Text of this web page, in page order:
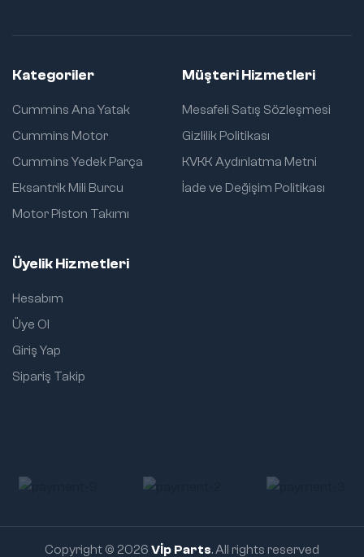
Kategoriler
Cummins Ana Yatak
Cummins Motor
Cummins Yedek Parça
Eksantrik Mili Burcu
Motor Piston Takımı
Müşteri Hizmetleri
Mesafeli Satış Sözleşmesi
Gizlilik Politikası
KVKK Aydınlatma Metni
İade ve Değişim Politikası
Üyelik Hizmetleri
Hesabım
Üye Ol
Giriş Yap
Sipariş Takip
Copyright © 2026 Vİp Parts. All rights reserved